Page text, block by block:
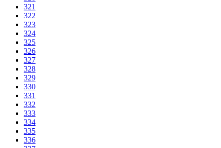
321
322
323
324
325
326
327
328
329
330
331
332
333
334
335
336